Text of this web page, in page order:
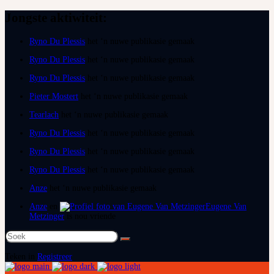
Ryno Du Plessis
Ryno Du Plessis
Ryno Du Plessis
Pieter Mostert
Tearlach
Ryno Du Plessis
Ryno Du Plessis
Ryno Du Plessis
Anze
Anze
Eugene Van
Metzinger
Soek
na:
Registreer